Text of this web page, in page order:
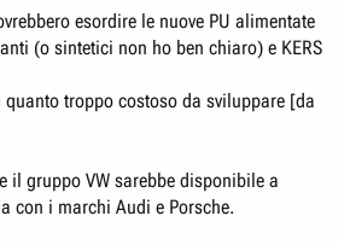
esordire le nuove PU alimentate
(o sintetici non ho ben chiaro) e KERS
troppo costoso da sviluppare [da
il gruppo VW sarebbe disponibile a
con i marchi Audi e Porsche.